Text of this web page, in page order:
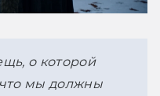
о которой
что мы должны